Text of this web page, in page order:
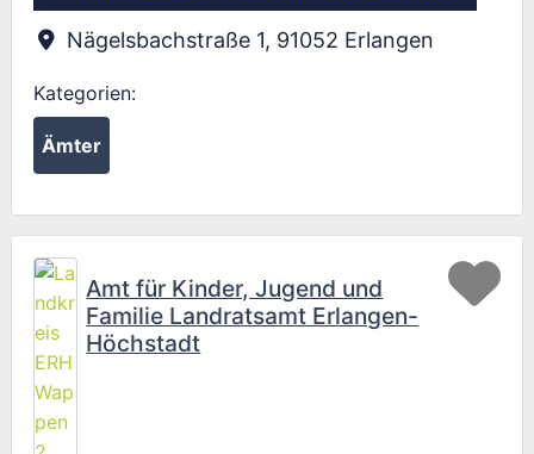
Nägelsbachstraße 1, 91052 Erlangen
Kategorien:
Ämter
Amt für Kinder, Jugend und
Familie Landratsamt Erlangen-
Höchstadt